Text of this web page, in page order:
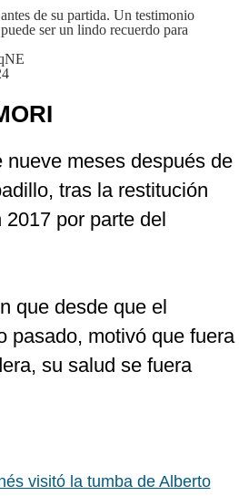
de su partida. Un testimonio
ser un lindo recuerdo para
meses después de
tras la restitución
por parte del
que desde que el
pasado, motivó que fuera
su salud se fuera
visitó la tumba de Alberto